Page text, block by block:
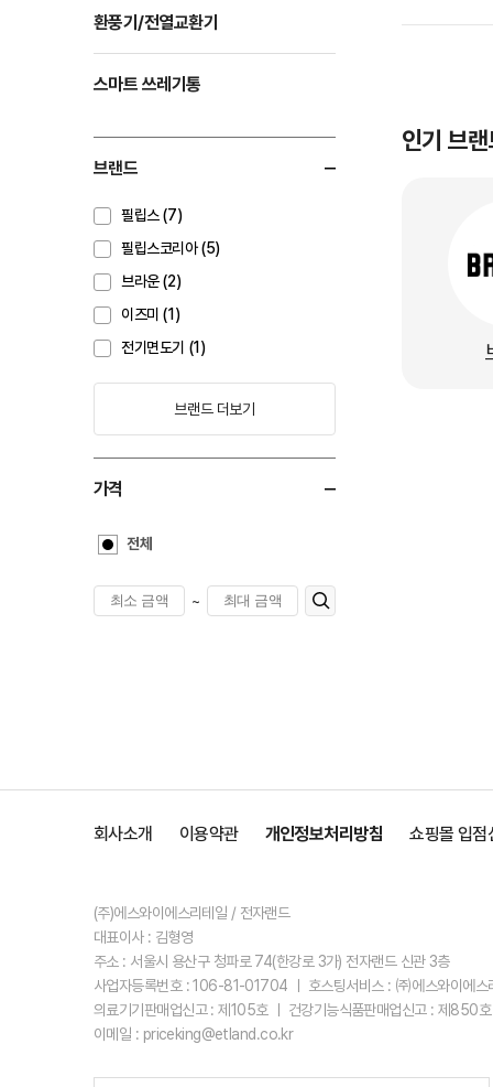
환풍기/전열교환기
스마트 쓰레기통
브랜드
필립스 (7)
필립스코리아 (5)
브라운 (2)
이즈미 (1)
전기면도기 (1)
브랜드 더보기
가격
전체
~
인기 브
회사소개 이용약관 개인정보처리방침 쇼핑몰 입점
(주)에스와이에스리테일 / 전자랜드
대표이사 : 김형영
주소 : 서울시 용산구 청파로 74(한강로 3가) 전자랜드 신관 3층
사업자등록번호 : 106-81-01704 ㅣ 호스팅서비스 : ㈜에스와이에
의료기기판매업신고 : 제105호 ㅣ 건강기능식품판매업신고 : 제850
이메일 : priceking@etland.co.kr